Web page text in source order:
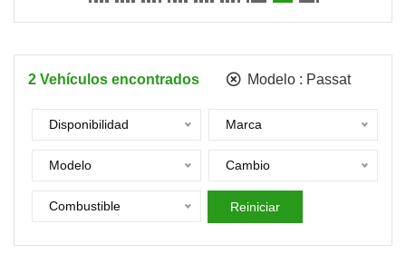
2 Vehículos encontrados Modelo : Passat
Disponibilidad Marca
Modelo Cambio
Combustible Reiniciar